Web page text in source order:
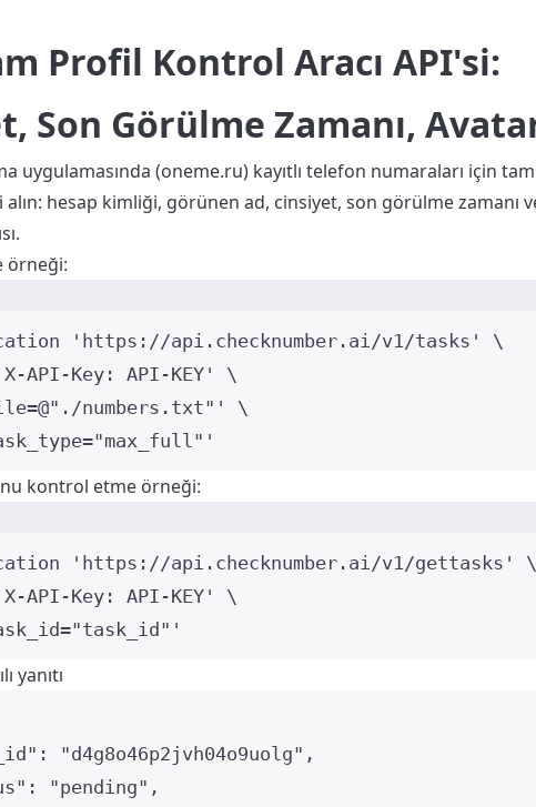
Profil Kontrol Aracı API'si:
Son Görülme Zamanı,
uygulamasında (oneme.ru) kayıtlı telefon numaraları için tam
hesap kimliği, görünen ad, cinsiyet, son görülme zamanı
örneği:
' https://api.checknumber.ai/v1/tasks '
\
X-API-Key: API-KEY '
\
numbers.txt" '
\
'
kontrol etme örneği:
' https://api.checknumber.ai/v1/gettasks '
\
X-API-Key: API-KEY '
\
'
yanıtı
: "d4g8o46p2jvh04o9uolg" ,
: "pending" ,